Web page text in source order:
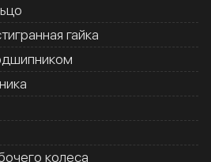
гайка
колеса